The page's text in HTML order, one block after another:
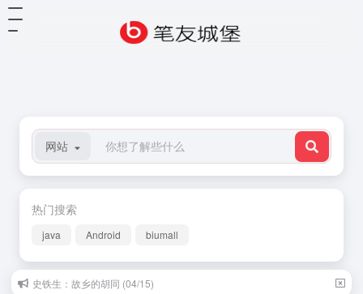
网站
热门搜索
java Android biumall
史铁生：故乡的胡同 (04/15)